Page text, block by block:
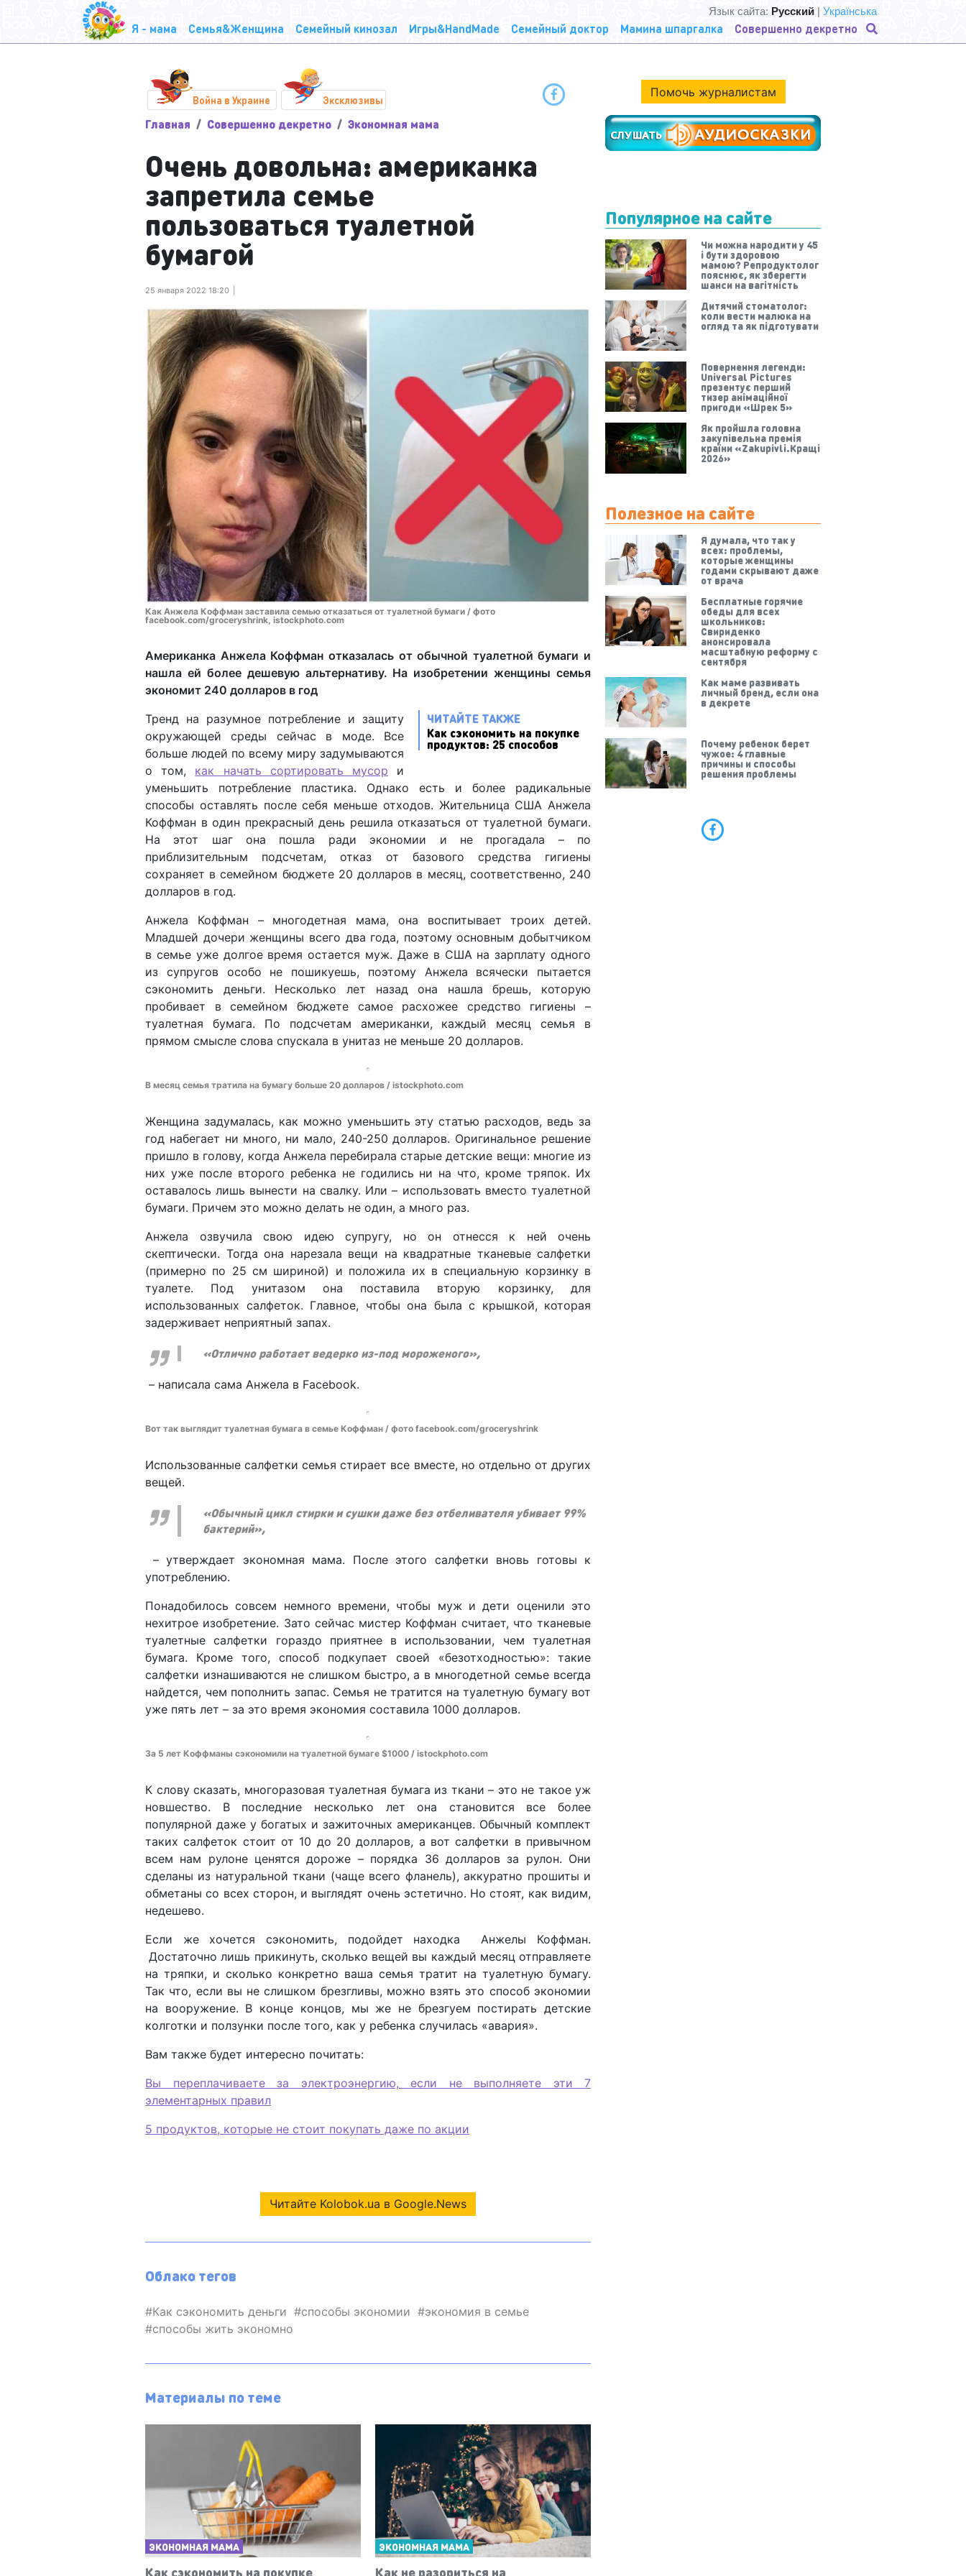
Я - мама Семья&Женщина Семейный кинозал Игры&HandMade Семейный доктор Мамина шпаргалка Совершенно декретно
Язык сайта: Русский | Українська
Война в Украине Эксклюзивы
Главная Совершенно декретно Экономная мама
Очень довольна: американка
запретила семье
пользоваться туалетной
бумагой
25 января 2022 18:20
Как Анжела Коффман заставила семью отказаться от туалетной бумаги / фото
facebook.com/groceryshrink, istockphoto.com
Американка Анжела Коффман отказалась от обычной туалетной бумаги и
нашла ей более дешевую альтернативу. На изобретении женщины семья
экономит 240 долларов в год
ЧИТАЙТЕ ТАКЖЕ
Как сэкономить на покупке
продуктов: 25 способов
Тренд на разумное потребление и защиту
окружающей среды сейчас в моде. Все
больше людей по всему миру задумываются
о том, как начать сортировать мусор и
уменьшить потребление пластика. Однако есть и более радикальные
способы оставлять после себя меньше отходов. Жительница США Анжела
Коффман в один прекрасный день решила отказаться от туалетной бумаги.
На этот шаг она пошла ради экономии и не прогадала – по
приблизительным подсчетам, отказ от базового средства гигиены
сохраняет в семейном бюджете 20 долларов в месяц, соответственно, 240
долларов в год.
Анжела Коффман – многодетная мама, она воспитывает троих детей.
Младшей дочери женщины всего два года, поэтому основным добытчиком
в семье уже долгое время остается муж. Даже в США на зарплату одного
из супругов особо не пошикуешь, поэтому Анжела всячески пытается
сэкономить деньги. Несколько лет назад она нашла брешь, которую
пробивает в семейном бюджете самое расхожее средство гигиены –
туалетная бумага. По подсчетам американки, каждый месяц семья в
прямом смысле слова спускала в унитаз не меньше 20 долларов.
В месяц семья тратила на бумагу больше 20 долларов / istockphoto.com
Женщина задумалась, как можно уменьшить эту статью расходов, ведь за
год набегает ни много, ни мало, 240-250 долларов. Оригинальное решение
пришло в голову, когда Анжела перебирала старые детские вещи: многие из
них уже после второго ребенка не годились ни на что, кроме тряпок. Их
оставалось лишь вынести на свалку. Или – использовать вместо туалетной
бумаги. Причем это можно делать не один, а много раз.
Анжела озвучила свою идею супругу, но он отнесся к ней очень
скептически. Тогда она нарезала вещи на квадратные тканевые салфетки
(примерно по 25 см шириной) и положила их в специальную корзинку в
туалете. Под унитазом она поставила вторую корзинку, для
использованных салфеток. Главное, чтобы она была с крышкой, которая
задерживает неприятный запах.
«Отлично работает ведерко из-под мороженого»,
– написала сама Анжела в Facebook.
Вот так выглядит туалетная бумага в семье Коффман / фото facebook.com/groceryshrink
Использованные салфетки семья стирает все вместе, но отдельно от других
вещей.
«Обычный цикл стирки и сушки даже без отбеливателя убивает 99%
бактерий»,
– утверждает экономная мама. После этого салфетки вновь готовы к
употреблению.
Понадобилось совсем немного времени, чтобы муж и дети оценили это
нехитрое изобретение. Зато сейчас мистер Коффман считает, что тканевые
туалетные салфетки гораздо приятнее в использовании, чем туалетная
бумага. Кроме того, способ подкупает своей «безотходностью»: такие
салфетки изнашиваются не слишком быстро, а в многодетной семье всегда
найдется, чем пополнить запас. Семья не тратится на туалетную бумагу вот
уже пять лет – за это время экономия составила 1000 долларов.
За 5 лет Коффманы сэкономили на туалетной бумаге $1000 / istockphoto.com
К слову сказать, многоразовая туалетная бумага из ткани – это не такое уж
новшество. В последние несколько лет она становится все более
популярной даже у богатых и зажиточных американцев. Обычный комплект
таких салфеток стоит от 10 до 20 долларов, а вот салфетки в привычном
всем нам рулоне ценятся дороже – порядка 36 долларов за рулон. Они
сделаны из натуральной ткани (чаще всего фланель), аккуратно прошиты и
обметаны со всех сторон, и выглядят очень эстетично. Но стоят, как видим,
недешево.
Если же хочется сэкономить, подойдет находка Анжелы Коффман.
Достаточно лишь прикинуть, сколько вещей вы каждый месяц отправляете
на тряпки, и сколько конкретно ваша семья тратит на туалетную бумагу.
Так что, если вы не слишком брезгливы, можно взять это способ экономии
на вооружение. В конце концов, мы же не брезгуем постирать детские
колготки и ползунки после того, как у ребенка случилась «авария».
Вам также будет интересно почитать:
Вы переплачиваете за электроэнергию, если не выполняете эти 7
элементарных правил
5 продуктов, которые не стоит покупать даже по акции
Читайте Kolobok.ua в Google.News
Облако тегов
Как сэкономить деньги способы экономии
экономия в семье
способы жить экономно
Материалы по теме
ЭКОНОМНАЯ МАМА
Как сэкономить на покупке
ЭКОНОМНАЯ МАМА
Как не разориться на
Помочь журналистам
Популярное на сайте
Чи можна народити у 45
і бути здоровою
мамою? Репродуктолог
пояснює, як зберегти
шанси на вагітність
Дитячий стоматолог:
коли вести малюка на
огляд та як підготувати
Повернення легенди:
Universal Pictures
презентує перший
тизер анімаційної
пригоди «Шрек 5»
Як пройшла головна
закупівельна премія
країни «Zakupivli.Кращі
2026»
Полезное на сайте
Я думала, что так у
всех: проблемы,
которые женщины
годами скрывают даже
от врача
Бесплатные горячие
обеды для всех
школьников:
Свириденко
анонсировала
масштабную реформу с
сентября
Как маме развивать
личный бренд, если она
в декрете
Почему ребенок берет
чужое: 4 главные
причины и способы
решения проблемы